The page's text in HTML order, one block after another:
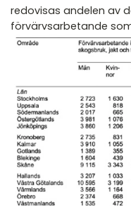
redovisas andelen av
förvärvsarbetande